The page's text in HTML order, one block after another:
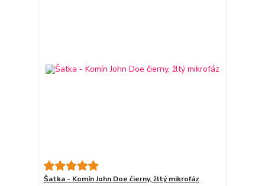
Šatka - Komín John Doe čierny, žltý mikrofáz